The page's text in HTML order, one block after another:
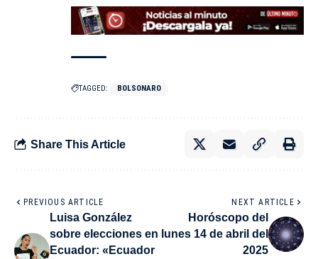
TAGGED: BOLSONARO
Share This Article
PREVIOUS ARTICLE
Luisa González
sobre elecciones en
Ecuador: «Ecuador
NEXT ARTICLE
Horóscopo del
lunes 14 de abril del
2025